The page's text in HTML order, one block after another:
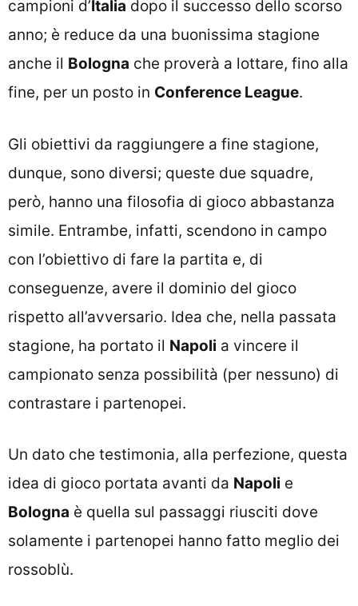
campioni d’Italia dopo il successo dello scorso
anno; è reduce da una buonissima stagione
anche il Bologna che proverà a lottare, fino alla
fine, per un posto in Conference League.
Gli obiettivi da raggiungere a fine stagione,
dunque, sono diversi; queste due squadre,
però, hanno una filosofia di gioco abbastanza
simile. Entrambe, infatti, scendono in campo
con l’obiettivo di fare la partita e, di
conseguenze, avere il dominio del gioco
rispetto all’avversario. Idea che, nella passata
stagione, ha portato il Napoli a vincere il
campionato senza possibilità (per nessuno) di
contrastare i partenopei.
Un dato che testimonia, alla perfezione, questa
idea di gioco portata avanti da Napoli e
Bologna è quella sul passaggi riusciti dove
solamente i partenopei hanno fatto meglio dei
rossoblù.